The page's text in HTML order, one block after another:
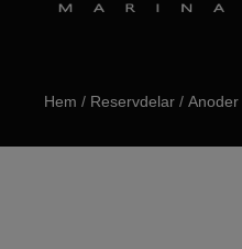
Hem / Reservdelar / Anoder